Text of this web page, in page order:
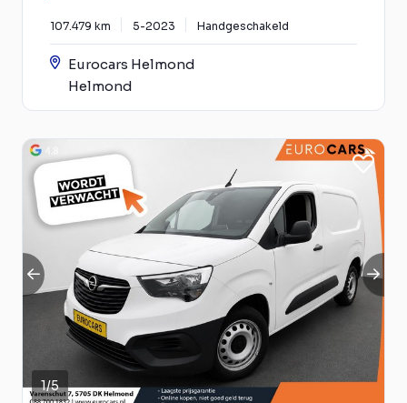
107.479 km 5-2023 Handgeschakeld
Eurocars Helmond
Helmond
1/5